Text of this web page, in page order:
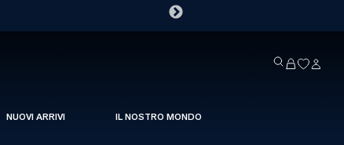
NUOVI ARRIVI IL NOSTRO MONDO